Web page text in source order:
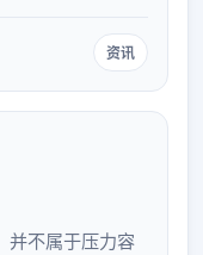
低能耗的实用建
资讯
并不属于压力容